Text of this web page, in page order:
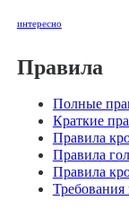
интересно
Правила
Полные
Краткие
Правила
Правила
Правила